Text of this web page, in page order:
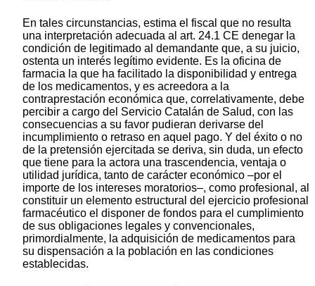
En tales circunstancias, estima el fiscal que no resulta
una interpretación adecuada al art. 24.1 CE denegar la
condición de legitimado al demandante que, a su juicio,
ostenta un interés legítimo evidente. Es la oficina de
farmacia la que ha facilitado la disponibilidad y entrega
de los medicamentos, y es acreedora a la
contraprestación económica que, correlativamente, debe
percibir a cargo del Servicio Catalán de Salud, con las
consecuencias a su favor pudieran derivarse del
incumplimiento o retraso en aquel pago. Y del éxito o no
de la pretensión ejercitada se deriva, sin duda, un efecto
que tiene para la actora una trascendencia, ventaja o
utilidad jurídica, tanto de carácter económico –por el
importe de los intereses moratorios–, como profesional, al
constituir un elemento estructural del ejercicio profesional
farmacéutico el disponer de fondos para el cumplimiento
de sus obligaciones legales y convencionales,
primordialmente, la adquisición de medicamentos para
su dispensación a la población en las condiciones
establecidas.